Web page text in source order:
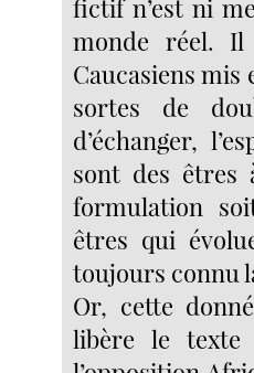
fictif n’est ni
monde réel.
Caucasiens mis
sortes de
d’échanger,
sont des êtres
formulation
êtres qui
toujours connu
Or, cette
libère le texte